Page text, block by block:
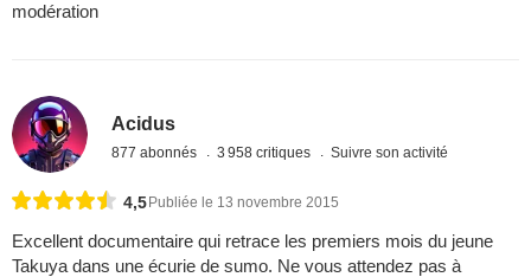
modération
Acidus
877 abonnés 3 958 critiques Suivre son activité
4,5Publiée le 13 novembre 2015
Excellent documentaire qui retrace les premiers mois du jeune
Takuya dans une écurie de sumo. Ne vous attendez pas à